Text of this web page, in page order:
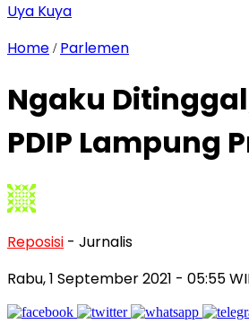
Uya Kuya
Home / Parlemen
Ngaku
PDIP Lampung
Reposisi - Jurnalis
Rabu, 1 September 2021 - 05:55